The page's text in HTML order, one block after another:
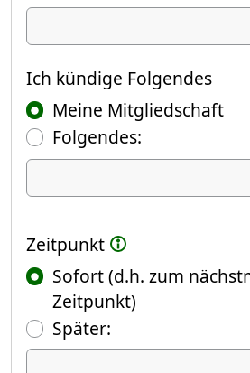
Ich kündige
Ich kündige Folgendes
Meine Mitgliedschaft
Folgendes:
Ich kündige Folgendes
Zeitpunkt
Sofort (d.h. zum
Zeitpunkt)
Später:(Fokus springt
Datum